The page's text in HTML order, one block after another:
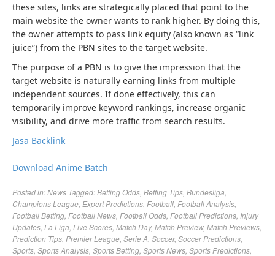
these sites, links are strategically placed that point to the
main website the owner wants to rank higher. By doing this,
the owner attempts to pass link equity (also known as “link
juice”) from the PBN sites to the target website.
The purpose of a PBN is to give the impression that the
target website is naturally earning links from multiple
independent sources. If done effectively, this can
temporarily improve keyword rankings, increase organic
visibility, and drive more traffic from search results.
Jasa Backlink
Download Anime Batch
Posted in:News Tagged:Betting Odds Betting Tips Bundesliga
Champions League Expert Predictions Football Football Analysis
Football Betting Football News Football Odds Football Predictions Injury
Updates La Liga Live Scores Match Day, Match Preview, Match Previews
Prediction Tips Premier League Serie A Soccer, Soccer Predictions
Sports Sports Analysis Sports Betting Sports News Sports Predictions